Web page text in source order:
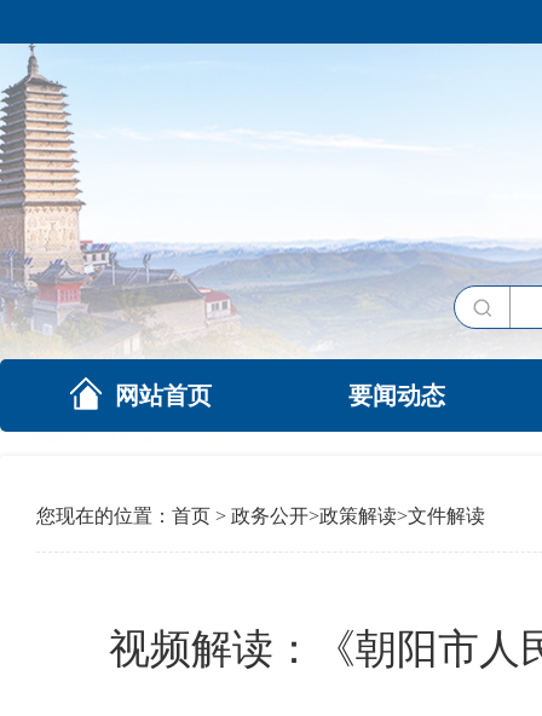
网站首页 要闻动态
您现在的位置： 首页 > 政务公开>政策解读>文件解读
视频解读：《朝阳市人